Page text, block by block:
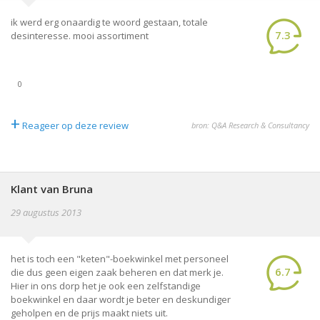
ik werd erg onaardig te woord gestaan, totale
desinteresse. mooi assortiment
7.3
0
+ Reageer op deze review bron: Q&A Research & Consultancy
Klant van Bruna
29 augustus 2013
het is toch een "keten"-boekwinkel met personeel
die dus geen eigen zaak beheren en dat merk je.
Hier in ons dorp het je ook een zelfstandige
boekwinkel en daar wordt je beter en deskundiger
geholpen en de prijs maakt niets uit.
6.7